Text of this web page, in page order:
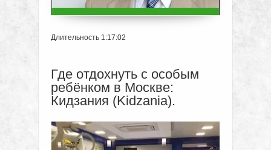
Длительность 1:17:02
Где отдохнуть с особым
ребёнком в Москве:
Кидзания (Kidzania).